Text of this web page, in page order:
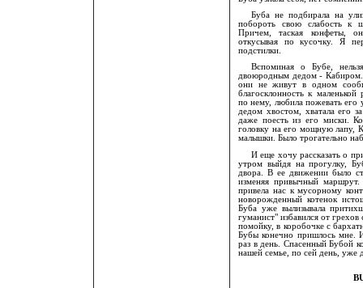
Буба не подбирала на
побороть свою слабость к
Причем, таская конфеты,
откусывая по кусочку. Я
подстилки.
Вспоминая о Бубе,
двоюродным дедом - Кабиром.
они не живут в одном
благосклонность к маленькой
по нему, любила пожевать его
дедом хвостом, хватала его
даже поесть из его миски.
головку на его мощную лапу,
малышки. Было трогательно
И еще хочу рассказать о
утром выйдя на прогулку,
двора. В ее движении было
изменяя привычный
привела нас к мусорному
новорожденный котенок
Буба уже вылизывала
гуманист" избавился от
помойку, в коробочке с
Бубы конечно пришлось мне.
раз в день. Спасенный Бубой
нашей семье, по сей день, уже